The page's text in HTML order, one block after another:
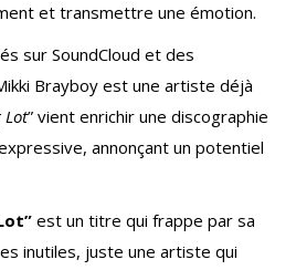
et transmettre une émotion.
sur SoundCloud et des
Brayboy est une artiste déjà
Lot” vient enrichir une discographie
annonçant un potentiel
est un titre qui frappe par sa
inutiles, juste une artiste qui